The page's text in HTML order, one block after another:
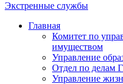
Экстренные службы
Главная
Комитет по
имуществом
Управление
Отдел по
Управление